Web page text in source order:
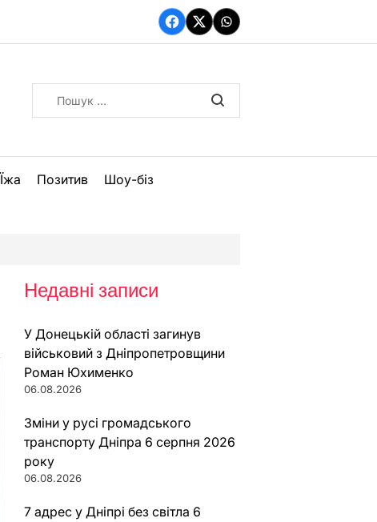
Facebook
TwitterWhatsApp
Їжа Позитив Шоу-біз
Недавні записи
У Донецькій області загинув
військовий з Дніпропетровщини
Роман Юхименко
06.08.2026
Зміни у русі громадського
транспорту Дніпра 6 серпня 2026
року
06.08.2026
7 адрес у Дніпрі без світла 6